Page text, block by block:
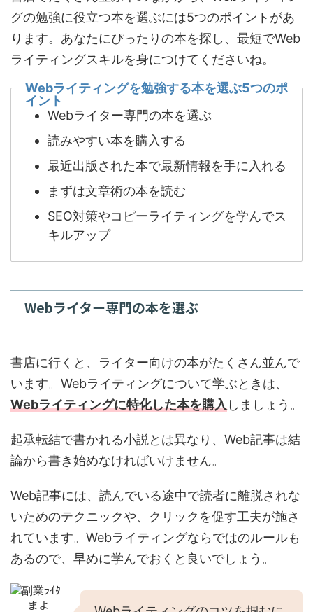
グの勉強に役立つ本を選ぶには5つのポイントがあ
ります。あなたにぴったりの本を探し、最短でWeb
ライティングスキルを身につけてくださいね。
Webライティングを勉強する本を選ぶ5つのポ
イント
Webライター専門の本を選ぶ
読みやすい本を購入する
最近出版された本で最新情報を手に入れる
まずは文章術の本を読む
SEO対策やコピーライティングを学んでス
キルアップ
Webライター専門の本を選ぶ
書店に行くと、ライター向けの本がたくさん並んで
います。Webライティングについて学ぶときは、
Webライティングに特化した本を購入しましょう。
起承転結で書かれる小説とは異なり、Web記事は結
論から書き始めなければいけません。
Web記事には、読んでいる途中で読者に離脱されな
いためのテクニックや、クリックを促す工夫が施さ
れています。Webライティングならではのルールも
あるので、早めに学んでおくと良いでしょう。